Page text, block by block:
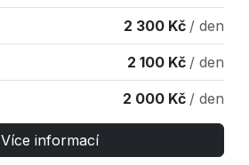
2 300 Kč / den
2 100 Kč / den
2 000 Kč / den
Více informací